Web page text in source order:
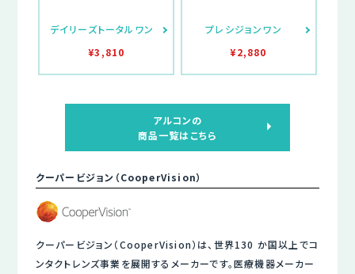
デイリーズトータルワン
¥3,810
プレシジョンワン
¥2,880
アルコンの
商品一覧はこちら
クーパービジョン（CooperVision）
クーパービジョン（CooperVision）は、世界130 か国以上でコ
ンタクトレンズ事業を展開するメーカーです。医療機器メーカー